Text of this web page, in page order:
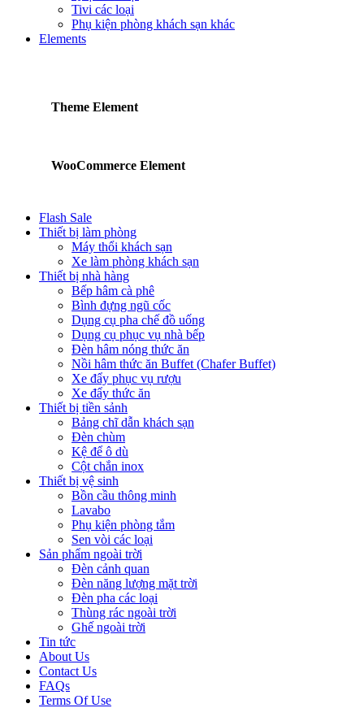
Tivi các loại
Phụ kiện phòng khách sạn khác
Elements
Theme Element
WooCommerce Element
Flash Sale
Thiết bị làm phòng
Máy thổi khách sạn
Xe làm phòng khách sạn
Thiết bị nhà hàng
Bếp hâm cà phê
Bình đựng ngũ cốc
Dụng cụ pha chế đồ uống
Dụng cụ phục vụ nhà bếp
Đèn hâm nóng thức ăn
Nồi hâm thức ăn Buffet (Chafer Buffet)
Xe đẩy phục vụ rượu
Xe đẩy thức ăn
Thiết bị tiền sảnh
Bảng chĩ dẫn khách sạn
Đèn chùm
Kệ để ô dù
Cột chắn inox
Thiết bị vệ sinh
Bồn cầu thông minh
Lavabo
Phụ kiện phòng tắm
Sen vòi các loại
Sản phẩm ngoài trời
Đèn cảnh quan
Đèn năng lượng mặt trời
Đèn pha các loại
Thùng rác ngoài trời
Ghế ngoài trời
Tin tức
About Us
Contact Us
FAQs
Terms Of Use